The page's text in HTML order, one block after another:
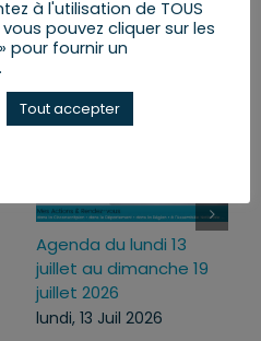
Agenda du lundi 13
juillet au dimanche 19
juillet 2026
lundi, 13 Juil 2026
à l'utilisation de TOUS
pouvez cliquer sur les
pour fournir un
Tout accepter